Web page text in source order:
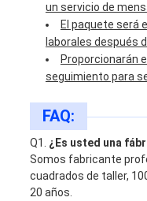
un servicio de
El paquete será
laborales después
Proporcionarán
seguimiento para
FAQ:
Q1. ¿Es usted una
Somos fabricante
cuadrados de taller,
20 años.